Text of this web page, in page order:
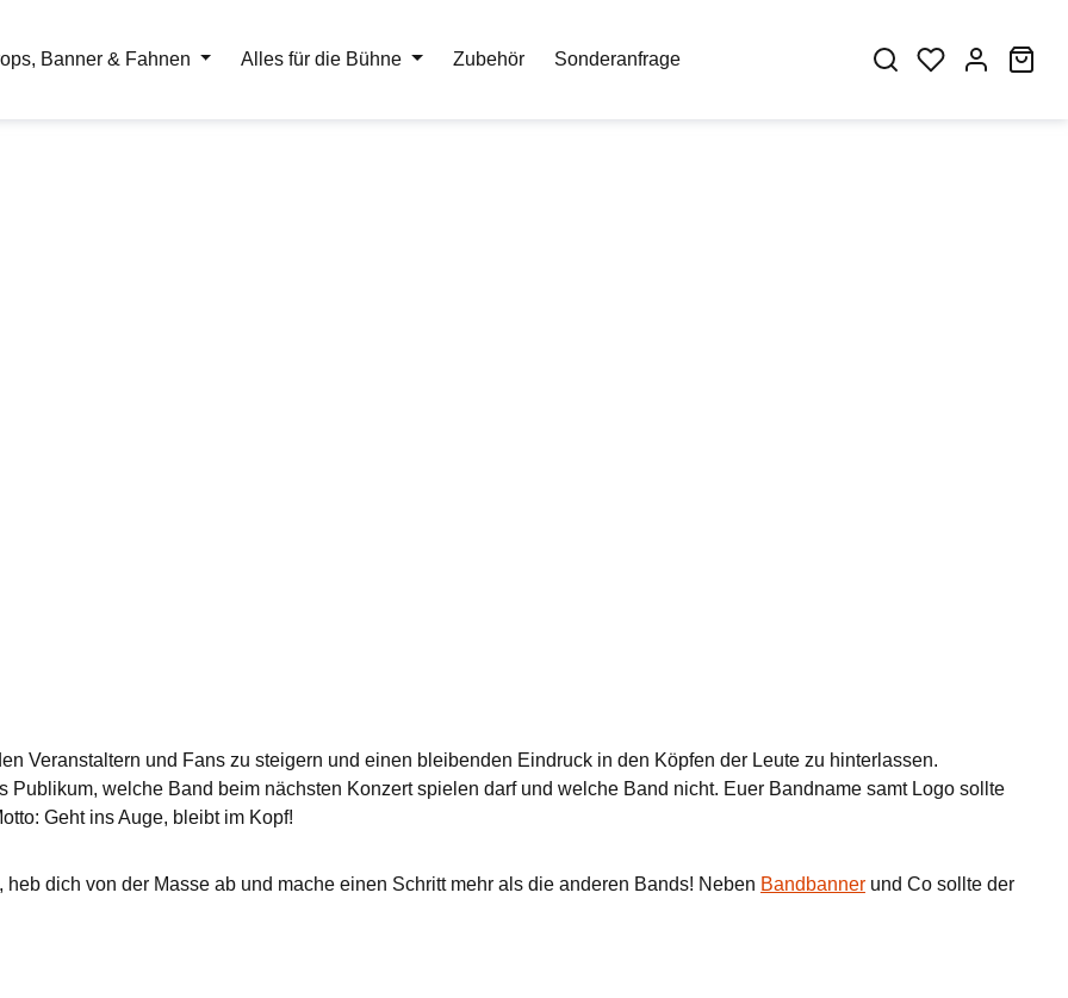
Banner & Fahnen Alles für die Bühne Zubehör Sonderanfrage
Veranstaltern und Fans zu steigern und einen bleibenden Eindruck in den Köpfen der Leute zu hinterlassen.
Publikum, welche Band beim nächsten Konzert spielen darf und welche Band nicht. Euer Bandname samt Logo sollte
Geht ins Auge, bleibt im Kopf!
dich von der Masse ab und mache einen Schritt mehr als die anderen Bands! Neben Bandbanner und Co sollte der